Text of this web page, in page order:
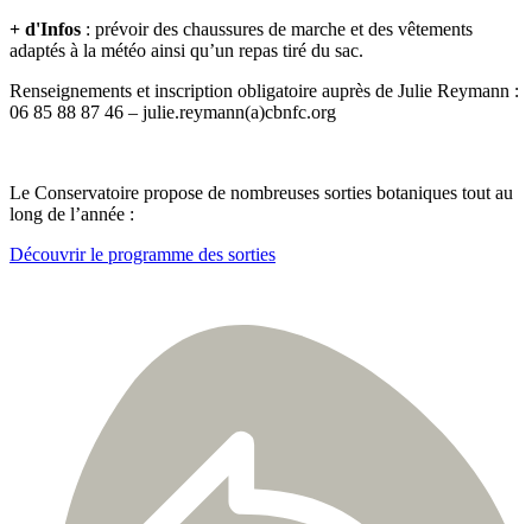
+ d'Infos : prévoir des chaussures de marche et des vêtements
adaptés à la météo ainsi qu’un repas tiré du sac.
Renseignements et inscription obligatoire auprès de Julie Reymann :
06 85 88 87 46 – julie.reymann(a)cbnfc.org
Le Conservatoire propose de nombreuses sorties botaniques tout au
long de l’année :
Découvrir le programme des sorties